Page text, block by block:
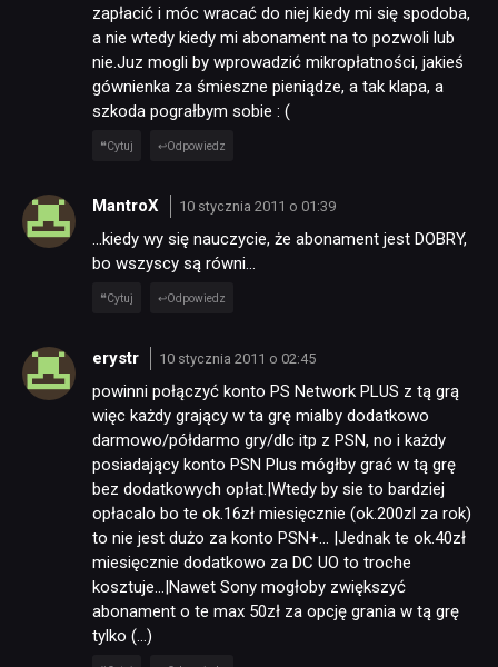
zapłacić i móc wracać do niej kiedy mi się spodoba,
a nie wtedy kiedy mi abonament na to pozwoli lub
nie.Juz mogli by wprowadzić mikropłatności, jakieś
gównienka za śmieszne pieniądze, a tak klapa, a
szkoda pograłbym sobie : (
Cytuj Odpowiedz
MantroX 10 stycznia 2011 o 01:39
…kiedy wy się nauczycie, że abonament jest DOBRY,
bo wszyscy są równi…
Cytuj Odpowiedz
erystr 10 stycznia 2011 o 02:45
powinni połączyć konto PS Network PLUS z tą grą
więc każdy grający w ta grę mialby dodatkowo
darmowo/półdarmo gry/dlc itp z PSN, no i każdy
posiadający konto PSN Plus mógłby grać w tą grę
bez dodatkowych opłat.|Wtedy by sie to bardziej
opłacalo bo te ok.16zł miesięcznie (ok.200zl za rok)
to nie jest dużo za konto PSN+… |Jednak te ok.40zł
miesięcznie dodatkowo za DC UO to troche
kosztuje…|Nawet Sony mogłoby zwiększyć
abonament o te max 50zł za opcję grania w tą grę
tylko (…)